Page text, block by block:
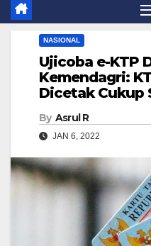
NASIONAL
Ujicoba e-KTP
Kemendagri:
Dicetak Cukup
By Asrul R
JAN 6, 2022